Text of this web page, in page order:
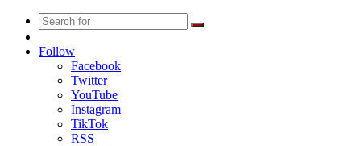
Search
Article
Follow
Facebook
Twitter
YouTube
Instagram
TikTok
RSS